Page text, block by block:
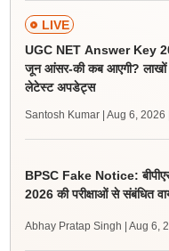
LIVE
UGC NET Answer Key
जून आंसर-की कब आएगी? लाखों
लेटेस्ट अपडेट्स
Santosh Kumar | Aug 6, 2026
BPSC Fake Notice:
2026 की परीक्षाओं से संबंधित
Abhay Pratap Singh | Aug 6,